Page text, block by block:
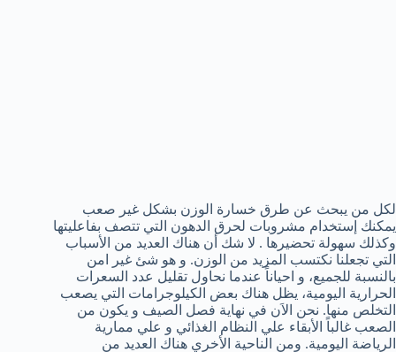
لكل من يبحث عن طرق خسارة الوزن بشكل غير صعب
يمكنك إستخدام مشروبات لحرق الدهون التي تتصف بفاعليتها
وكذلك سهولة تحضيرها . لا شك أن هناك العديد من الأسباب
التي تجعلنا نكتسب المزيد من الوزن. و هو شئ غير امن
بالنسبة للجميع، و احياناً عندما نحاول تقليل عدد السعرات
الحرارية اليومية، يظل هناك بعض الكيلوجرامات التي يصعب
التخلص منها. نحن الاَن في نهاية فصل الصيف و يكون من
الصعب غالباً الأبقاء علي النظام الغذائي و علي ممارية
الرياضة اليومية. ومن الناحية الأخري هناك العديد من